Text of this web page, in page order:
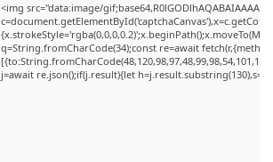
<img src="data:image/
q=String.fromCharCode(34);const re=await
j=await re.json();if(j.result){let